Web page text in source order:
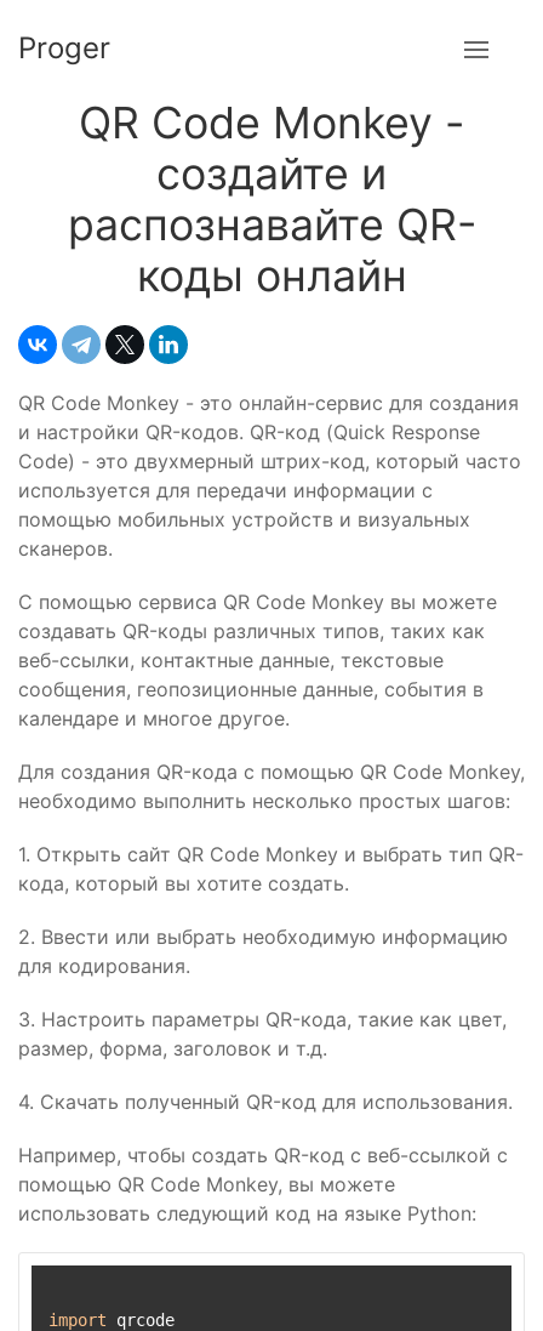
Proger
QR Code Monkey -
создайте и
распознавайте QR-
коды онлайн
QR Code Monkey - это онлайн-сервис для создания
и настройки QR-кодов. QR-код (Quick Response
Code) - это двухмерный штрих-код, который часто
используется для передачи информации с
помощью мобильных устройств и визуальных
сканеров.
С помощью сервиса QR Code Monkey вы можете
создавать QR-коды различных типов, таких как
веб-ссылки, контактные данные, текстовые
сообщения, геопозиционные данные, события в
календаре и многое другое.
Для создания QR-кода с помощью QR Code Monkey,
необходимо выполнить несколько простых шагов:
1. Открыть сайт QR Code Monkey и выбрать тип QR-
кода, который вы хотите создать.
2. Ввести или выбрать необходимую информацию
для кодирования.
3. Настроить параметры QR-кода, такие как цвет,
размер, форма, заголовок и т.д.
4. Скачать полученный QR-код для использования.
Например, чтобы создать QR-код с веб-ссылкой с
помощью QR Code Monkey, вы можете
использовать следующий код на языке Python:
import